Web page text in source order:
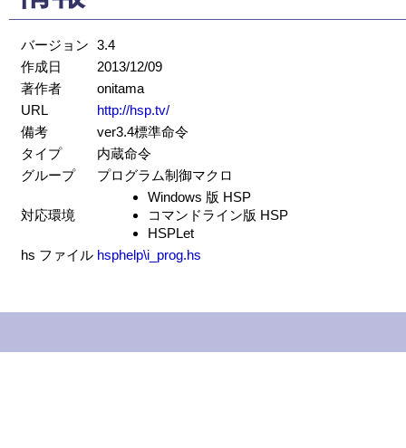
バージョン 3.4
作成日
2013/12/09
著作者
onitama
URL
http://hsp.tv/
備考
ver3.4標準命令
タイプ
内蔵命令
グループ
プログラム制御マクロ
対応環境
Windows 版 HSP
コマンドライン版 HSP
HSPLet
hs ファイル hsphelp\i_prog.hs